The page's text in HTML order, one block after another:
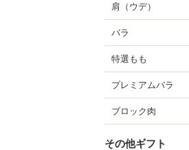
肩（ウデ）
バラ
特選もも
プレミアムバラ
ブロック肉
その他ギフト